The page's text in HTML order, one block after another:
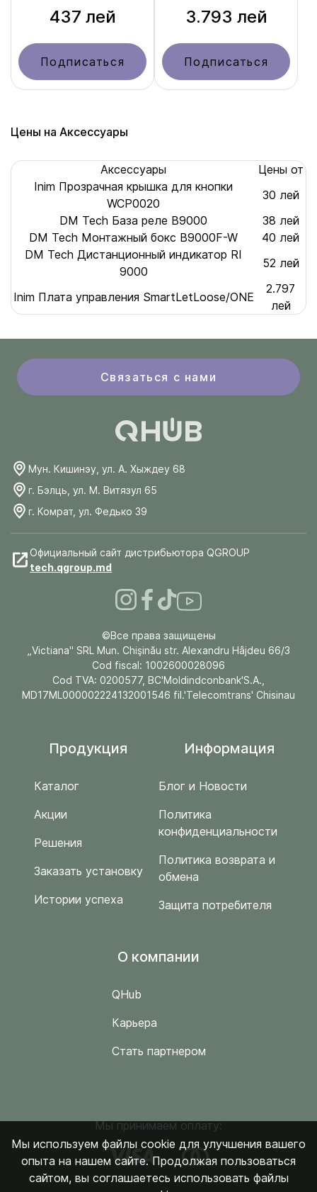
437 лей
Подписаться
3.793 лей
Подписаться
Цены на Аксессуары
Аксессуары
Цены от
Inim Прозрачная крышка для кнопки
WCP0020
30 лей
DM Tech База реле B9000
38 лей
DM Tech Монтажный бокс B9000F-W
40 лей
DM Tech Дистанционный индикатор RI
9000
52 лей
Inim Плата управления SmartLetLoose/ONE
2.797
лей
Связаться с нами
Мун. Кишинэу, ул. А. Хыждеу 68
г. Бэлць, ул. М. Витязул 65
г. Комрат, ул. Федько 39
Официальный сайт дистрибьютора QGROUP
tech.qgroup.md
©Все права защищены
„Victiana" SRL Mun. Chişinău str. Alexandru Hâjdeu 66/3
Cod fiscal: 1002600028096
Cod TVA: 0200577, BC'Moldindconbank'S.A.,
MD17ML000002224132001546 fil.'Telecomtrans' Chisinau
Продукция
Каталог
Акции
Решения
Заказать установку
Истории успеха
Информация
Блог и Новости
Политика
конфиденциальности
Политика возврата и
обмена
Защита потребителя
O компании
QHub
Карьера
Стать партнером
Мы принимаем оплату:
Мы используем файлы cookie для улучшения вашего
опыта на нашем сайте. Продолжая пользоваться
сайтом, вы соглашаетесь использовать файлы